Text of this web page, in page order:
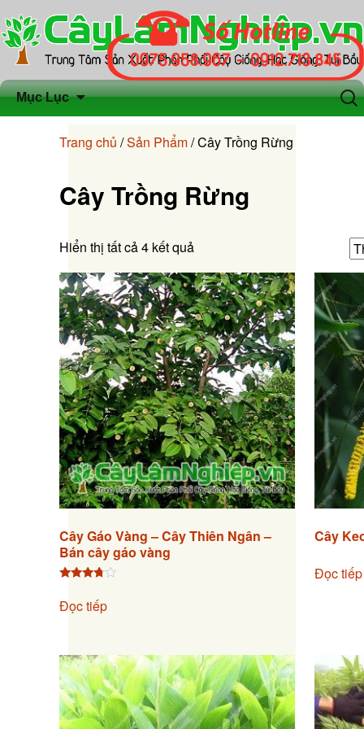
Mục Lục
Chuyển
dung
Tìm
kiếm
Trang chủ /Sản Phẩm/ Cây Trồng Rừng
Cây Trồng Rừng
Hiển thị tất cả 4 kết quả
Cây Gáo Vàng – Cây Thiên Ngân –
Bán cây gáo vàng
xếp hạng
3.60
Đọc tiếp
Cây
Đọc tiếp